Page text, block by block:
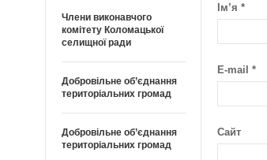
Ім’я*
E-mail*
Сайт
Члени виконавчого
комітету Коломацької
селищної ради
Добровільне об’єднання
територіальних громад
Добровільне об’єднання
територіальних громад